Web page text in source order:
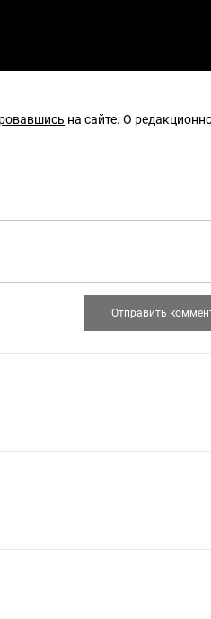
на сайте. О